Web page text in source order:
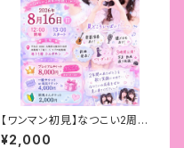
【ワンマン初見】なつこい2周年
ワンマンライブチケット
¥2,000